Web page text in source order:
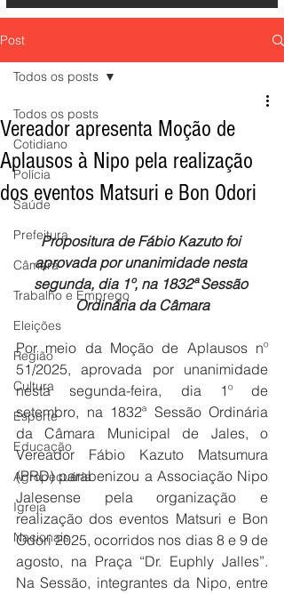
Post
Todos os posts
Cotidiano
Polícia
Saúde
Prefeitura
Câmara
Trabalho e Emprego
Eleições
Região
Cultura
Esporte
Educação
Agropecuária
Igreja
Nacionais
Todos os posts
Vereador apresenta Moção de
Aplausos à Nipo pela realização
dos eventos Matsuri e Bon Odori
Propositura de Fábio Kazuto foi
aprovada por unanimidade nesta
segunda, dia 1º, na 1832ª Sessão
Ordinária da Câmara
Por meio da Moção de Aplausos nº
51/2025, aprovada por unanimidade
nesta segunda-feira, dia 1º de
setembro, na 1832ª Sessão Ordinária
da Câmara Municipal de Jales, o
Vereador Fábio Kazuto Matsumura
(PRD) parabenizou a Associação Nipo
Jalesense pela organização e
realização dos eventos Matsuri e Bon
Odori 2025, ocorridos nos dias 8 e 9 de
agosto, na Praça “Dr. Euphly Jalles”.
Na Sessão, integrantes da Nipo, entre